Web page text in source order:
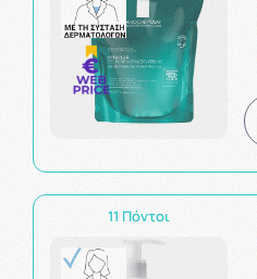
11 Πόντοι